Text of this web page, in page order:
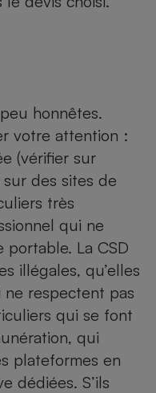
honnêtes.
votre attention :
(vérifier sur
sur des sites de
très
qui ne
portable. La CSD
illégales, qu’elles
respectent pas
qui se font
qui
plateformes en
dédiées. S’ils